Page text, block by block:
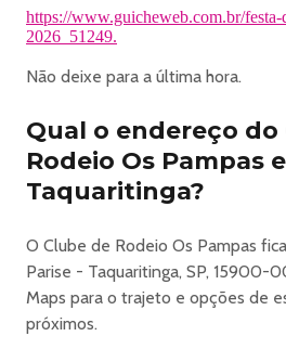
https://www.guicheweb.com.br/festa-
2026_51249.
Não deixe para a última hora.
Qual o endereço do
Rodeio Os Pampas
Taquaritinga?
O Clube de Rodeio Os Pampas
Parise - Taquaritinga, SP, 15900-
Maps para o trajeto e opções de
próximos.